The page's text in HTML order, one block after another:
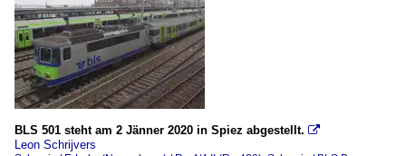
BLS 501 steht am 2 Jänner 2020 in Spiez abgestellt. 
Leon Schrijvers